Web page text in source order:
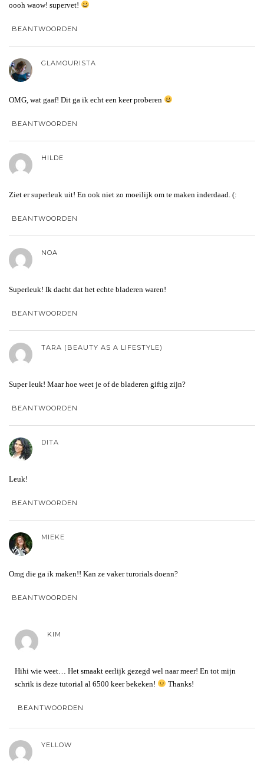
oooh waow! supervet!
BEANTWOORDEN
GLAMOURISTA
OMG, wat gaaf! Dit ga ik echt een keer proberen
BEANTWOORDEN
HILDE
Ziet er superleuk uit! En ook niet zo moeilijk om te maken inderdaad. (:
BEANTWOORDEN
NOA
Superleuk! Ik dacht dat het echte bladeren waren!
BEANTWOORDEN
TARA (BEAUTY AS A LIFESTYLE)
Super leuk! Maar hoe weet je of de bladeren giftig zijn?
BEANTWOORDEN
DITA
Leuk!
BEANTWOORDEN
MIEKE
Omg die ga ik maken!! Kan ze vaker turorials doenn?
BEANTWOORDEN
KIM
Hihi wie weet… Het smaakt eerlijk gezegd wel naar meer! En tot mijn
schrik is deze tutorial al 6500 keer bekeken!
Thanks!
BEANTWOORDEN
YELLOW